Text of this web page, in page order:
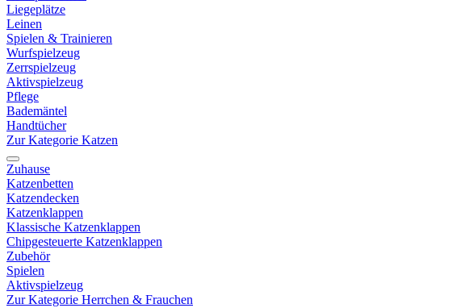
Liegeplätze
Leinen
Spielen & Trainieren
Wurfspielzeug
Zerrspielzeug
Aktivspielzeug
Pflege
Bademäntel
Handtücher
Zur Kategorie Katzen
Zuhause
Katzenbetten
Katzendecken
Katzenklappen
Klassische Katzenklappen
Chipgesteuerte Katzenklappen
Zubehör
Spielen
Aktivspielzeug
Zur Kategorie Herrchen & Frauchen